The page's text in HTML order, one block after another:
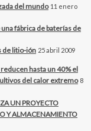
del mundo 11 enero
de litio-ión 25 abril 2009
hasta un 40% el
del calor extremo 8
UN PROYECTO
Y ALMACENAMIENTO